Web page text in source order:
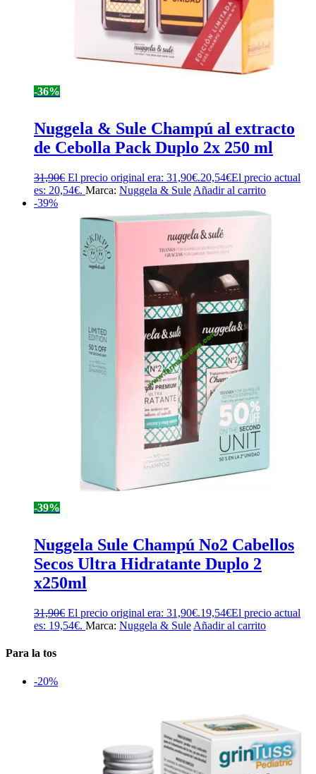
-36%
Nuggela & Sule Champú al extracto
de Cebolla Pack Duplo 2x 250 ml
31,90€ El precio original era: 31,90€.20,54€El precio actual
es: 20,54€. Marca: Nuggela & Sule Añadir al carrito
-39%
-39%
Nuggela Sule Champú No2 Cabellos
Secos Ultra Hidratante Duplo 2
x250ml
31,90€ El precio original era: 31,90€.19,54€El precio actual
es: 19,54€. Marca: Nuggela & Sule Añadir al carrito
Para la tos
-20%